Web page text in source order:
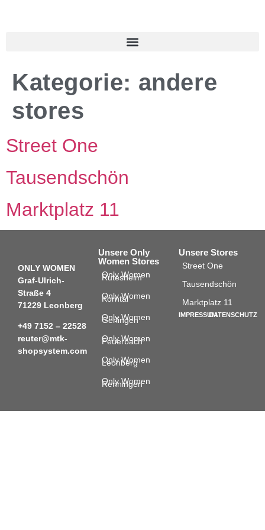
Kategorie: andere
stores
Street One
Tausendschön
Marktplatz 11
ONLY WOMEN
Graf-Ulrich-
Straße 4
71229 Leonberg
+49 7152 – 22528
reuter@mtk-
shopsystem.com
Unsere Only
Women Stores
Only Women
Rutesheim
Only Women
Korntal
Only Women
Gerlingen
Only Women
Feuerbach
Only Women
Leonberg
Only Women
Renningen
Unsere Stores
Street One
Tausendschön
Marktplatz 11
IMPRESSUMDATENSCHUTZ